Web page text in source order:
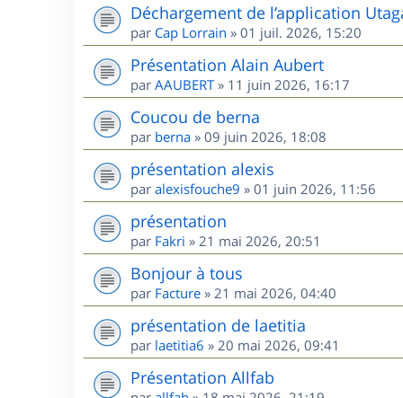
Déchargement de l’application
par Cap Lorrain » 01 juil. 2026, 15:20
Présentation Alain Aubert
par AAUBERT» 11 juin 2026, 16:17
Coucou de berna
par berna » 09 juin 2026, 18:08
présentation alexis
par alexisfouche9 » 01 juin 2026, 11:56
présentation
par Fakri » 21 mai 2026, 20:51
Bonjour à tous
par Facture » 21 mai 2026, 04:40
présentation de laetitia
par laetitia6 » 20 mai 2026, 09:41
Présentation Allfab